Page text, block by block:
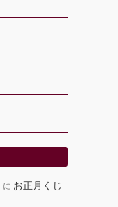
に お正月くじ